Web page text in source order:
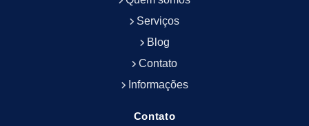
Empresa de Serviços Terceirizados
Empresa de Terceirização de Portaria
Empresa de Terceirização de Serviços de
Empresa de Terceirização de Serviços de
Serviços
Blog
Contato
Informações
Contato